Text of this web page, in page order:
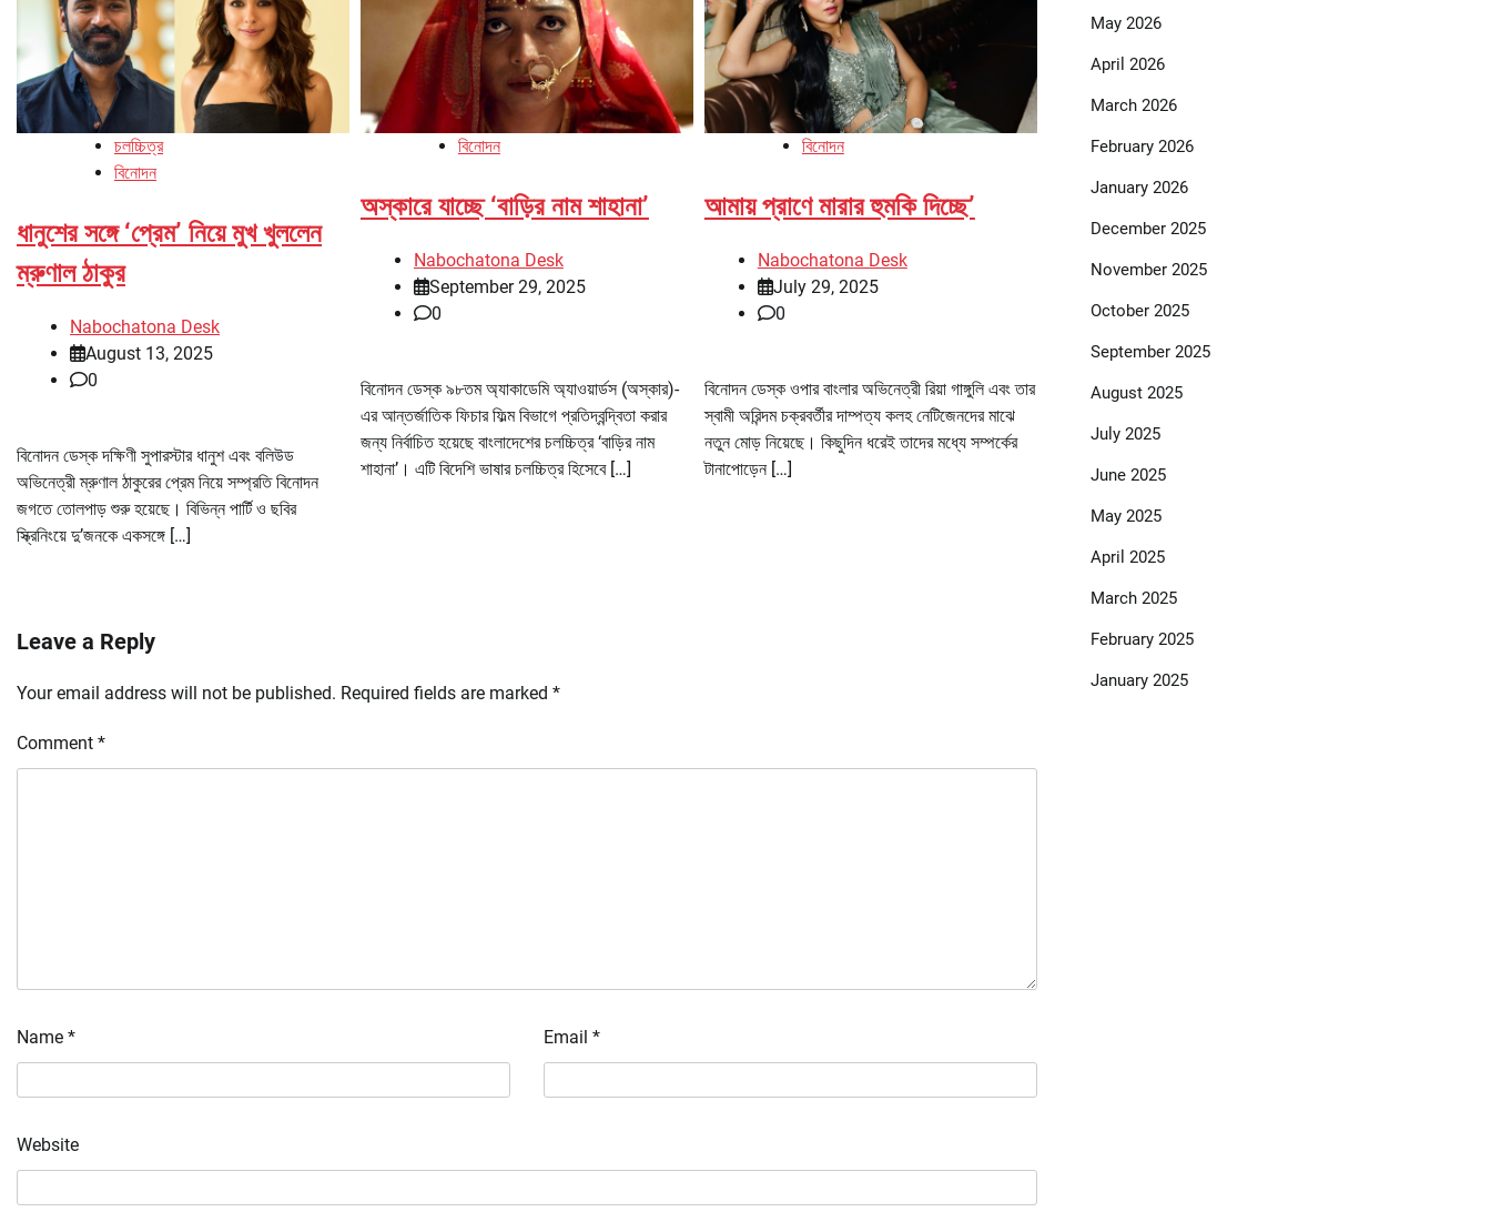
চলচ্চিত্র
বিনোদন
ধানুশের সঙ্গে ‘প্রেম’ নিয়ে মুখ খুললেন
ম্রুণাল ঠাকুর
Nabochatona Desk
August 13, 2025
0
বিনোদন ডেস্ক দক্ষিণী সুপারস্টার ধানুশ এবং বলিউড
অভিনেত্রী ম্রুণাল ঠাকুরের প্রেম নিয়ে সম্প্রতি বিনোদন
জগতে তোলপাড় শুরু হয়েছে। বিভিন্ন পার্টি ও ছবির
স্ক্রিনিংয়ে দু’জনকে একসঙ্গে […]
বিনোদন
অস্কারে যাচ্ছে ‘বাড়ির নাম শাহানা’
Nabochatona Desk
September 29, 2025
0
বিনোদন ডেস্ক ৯৮তম অ্যাকাডেমি অ্যাওয়ার্ডস (অস্কার)-
এর আন্তর্জাতিক ফিচার ফিল্ম বিভাগে প্রতিদ্বন্দ্বিতা করার
জন্য নির্বাচিত হয়েছে বাংলাদেশের চলচ্চিত্র ‘বাড়ির নাম
শাহানা’। এটি বিদেশি ভাষার চলচ্চিত্র হিসেবে […]
বিনোদন
আমায় প্রাণে মারার হুমকি দিচ্ছে’
Nabochatona Desk
July 29, 2025
0
বিনোদন ডেস্ক ওপার বাংলার অভিনেত্রী রিয়া গাঙ্গুলি এবং তার
স্বামী অরিন্দম চক্রবর্তীর দাম্পত্য কলহ নেটিজেনদের মাঝে
নতুন মোড় নিয়েছে। কিছুদিন ধরেই তাদের মধ্যে সম্পর্কের
টানাপোড়েন […]
Leave a Reply
Your email address will not be published. Required fields are marked *
Comment *
Name * Email *
Website
May 2026
April 2026
March 2026
February 2026
January 2026
December 2025
November 2025
October 2025
September 2025
August 2025
July 2025
June 2025
May 2025
April 2025
March 2025
February 2025
January 2025